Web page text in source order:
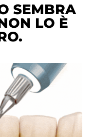
SEMBRA
LO È